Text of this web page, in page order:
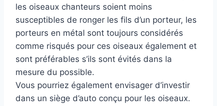
les oiseaux chanteurs soient moins
susceptibles de ronger les fils d’un porteur, les
porteurs en métal sont toujours considérés
comme risqués pour ces oiseaux également et
sont préférables s’ils sont évités dans la
mesure du possible.
Vous pourriez également envisager d’investir
dans un siège d’auto conçu pour les oiseaux.